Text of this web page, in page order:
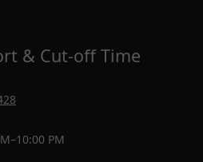
& Cut-off Time
PM